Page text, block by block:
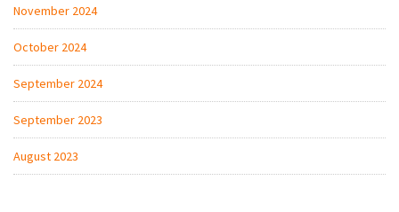
November 2024
October 2024
September 2024
September 2023
August 2023